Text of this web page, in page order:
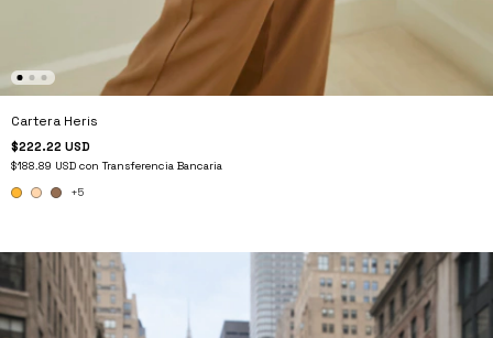
Cartera Heris
$222.22 USD
$188.89 USD con Transferencia Bancaria
+5